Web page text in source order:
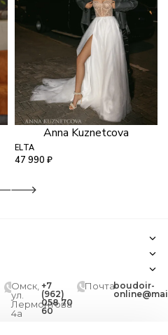
Anna Kuznetcova
ELTA
47 990 ₽
Омск,
ул.
Лермонтова
4а
+7
(962)
058 70
60
Почтаboudoir-